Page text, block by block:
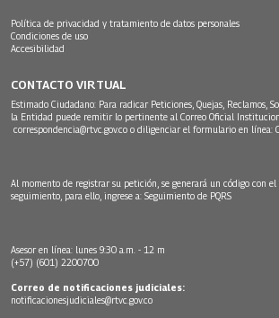
Política de privacidad y tratamiento de datos personales
Condiciones de uso
Accesibilidad
CONTACTO VIRTUAL
Estimado Ciudadano: Para radicar Peticiones, Quejas, Reclamos,
la Entidad puede remitir lo pertinente al Correo Oficial
correspondencia@rtvc.gov.co o diligenciar el formulario en línea:
Al momento de registrar su petición, se generará un código con
seguimiento, para ello, ingrese a: Seguimiento de PQRS
Asesor en línea: lunes 9:30 a.m. - 12 m
(+57) (601) 2200700
Correo de notificaciones judiciales:
notificacionesjudiciales@rtvc.gov.co